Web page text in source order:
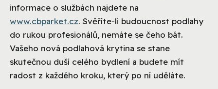
informace o službách najdete na
www.cbparket.cz. Svěříte-li budoucnost podlahy
do rukou profesionálů, nemáte se čeho bát.
Vašeho nová podlahová krytina se stane
skutečnou duší celého bydlení a budete mít
radost z každého kroku, který po ní uděláte.